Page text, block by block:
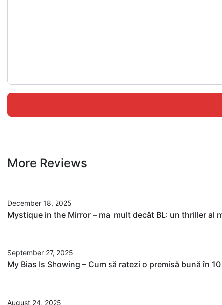
More Reviews
December 18, 2025
Mystique in the Mirror – mai mult decât BL: un thriller al
September 27, 2025
My Bias Is Showing – Cum să ratezi o premisă bună în
August 24, 2025